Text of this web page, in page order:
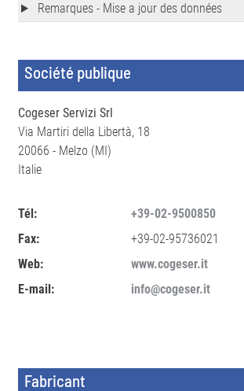
Remarques - Mise a jour des données
Société publique
Cogeser Servizi Srl
Via Martiri della Libertà, 18
20066 - Melzo (MI)
Italie
Tél:
+39-02-9500850
Fax:
+39-02-95736021
Web:
www.cogeser.it
E-mail:
info@cogeser.it
Fabricant